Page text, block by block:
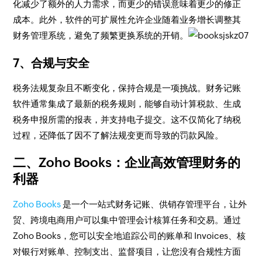
化减少了额外的人力需求，而更少的错误意味着更少的修正
成本。此外，软件的可扩展性允许企业随着业务增长调整其
财务管理系统，避免了频繁更换系统的开销。
7、合规与安全
税务法规复杂且不断变化，保持合规是一项挑战。财务记账
软件通常集成了最新的税务规则，能够自动计算税款、生成
税务申报所需的报表，并支持电子提交。这不仅简化了纳税
过程，还降低了因不了解法规变更而导致的罚款风险。
二、Zoho Books：企业高效管理财务的
利器
Zoho Books是一个一站式财务记账、供销存管理平台，让外
贸、跨境电商用户可以集中管理会计核算任务和交易。通过
Zoho Books，您可以安全地追踪公司的账单和 Invoices、核
对银行对账单、控制支出、监督项目，让您没有合规性方面